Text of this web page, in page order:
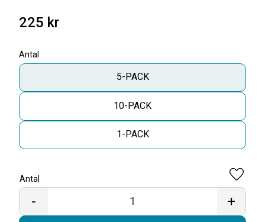
225 kr
Antal
5-PACK
10-PACK
1-PACK
Antal
+
-
Lägg